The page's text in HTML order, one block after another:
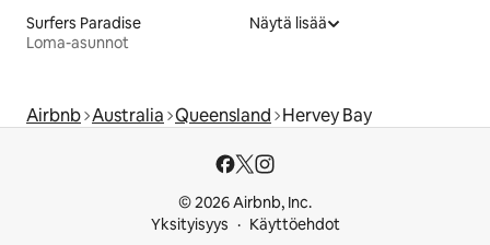
Surfers Paradise
Loma-asunnot
Näytä lisää
Airbnb Australia Queensland Hervey Bay
© 2026 Airbnb, Inc.
Yksityisyys
Käyttöehdot